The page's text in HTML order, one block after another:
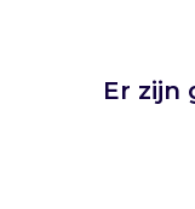
Er zijn